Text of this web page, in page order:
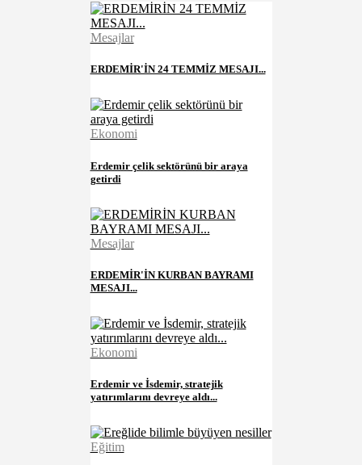
Mesajlar
ERDEMİR'İN 24 TEMMİZ MESAJI...
Ekonomi
Erdemir çelik sektörünü bir araya
getirdi
Mesajlar
ERDEMİR'İN KURBAN BAYRAMI
MESAJI...
Ekonomi
Erdemir ve İsdemir, stratejik
yatırımlarını devreye aldı...
Eğitim